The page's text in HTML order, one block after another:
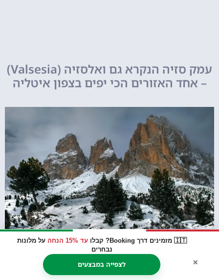
🇮🇹 מזמינים דרך Booking? קבלו עד 15% הנחה
על מלונות
נבחרים
לצפייה במבצעים ×
עמק סזיה הנקרא גם ואלסזיה (Valsesia)
– אחד האזורים הכי יפים בצפון איטליה